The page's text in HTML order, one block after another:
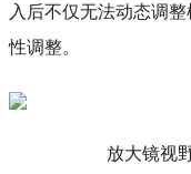
入后不仅无法动态调
性调整。
放大镜视